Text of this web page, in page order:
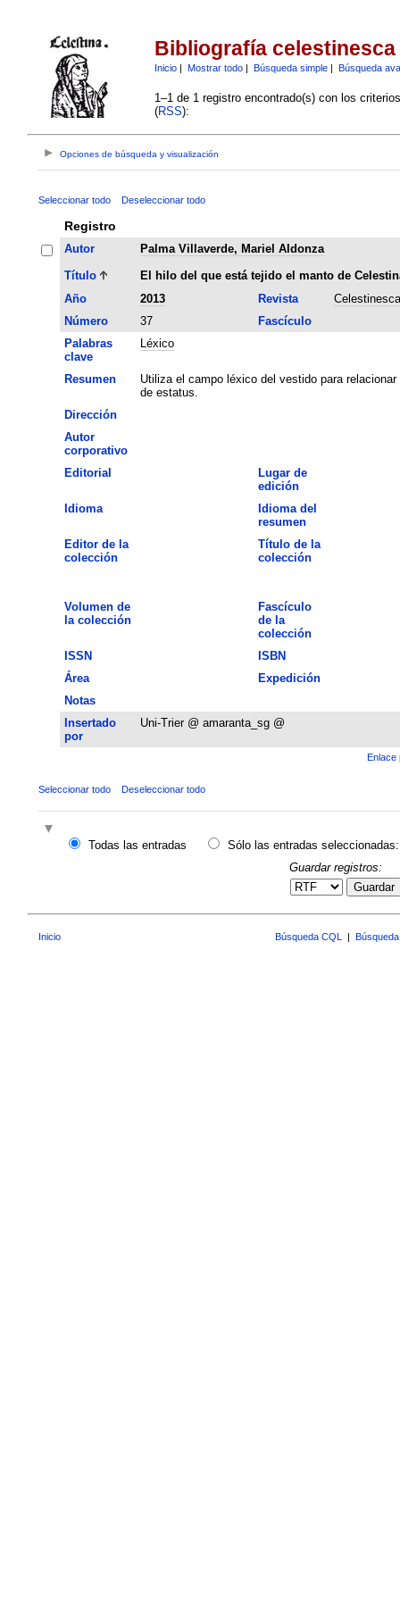
Bibliografía celestinesca
Inicio| Mostrar todo| Búsqueda simple| Búsqueda
1–1 de 1 registro encontrado(s) con los
(RSS):
Opciones de búsqueda y visualización
Seleccionar todo Deseleccionar todo
Registro
Autor
Palma Villaverde, Mariel Aldonza
Título
El hilo del que está tejido el manto de
Año
2013 Revista
Celestinesca
Número
37
Fascículo
Palabras
clave
Léxico
Resumen
Utiliza el campo léxico del vestido para
de estatus.
Dirección
Autor
corporativo
Editorial
Lugar de
edición
Idioma
Idioma del
resumen
Editor de la
colección
Título de la
colección
Volumen de
la colección
Fascículo
de la
colección
ISSN
ISBN
Área
Expedición
Notas
Insertado
por
Uni-Trier @ amaranta_sg @
Enlace
Seleccionar todo Deseleccionar todo
Todas las entradas
Sólo las entradas seleccionadas:
Guardar registros:
Guardar
Inicio Búsqueda CQL